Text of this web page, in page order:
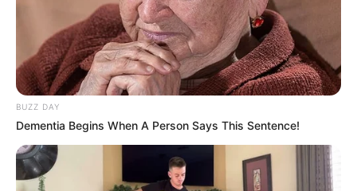
BUZZ DAY
Dementia Begins When A Person Says This Sentence!